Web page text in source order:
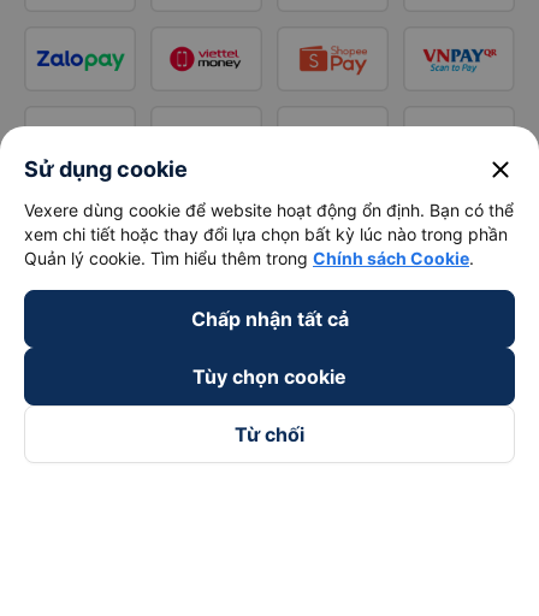
Sử dụng cookie close
Vexere dùng cookie để website hoạt động ổn định. Bạn có thể
xem chi tiết hoặc thay đổi lựa chọn bất kỳ lúc nào trong phần
Quản lý cookie. Tìm hiểu thêm trong Chính sách Cookie.
Chấp nhận tất cả
Tùy chọn cookie
Từ chối